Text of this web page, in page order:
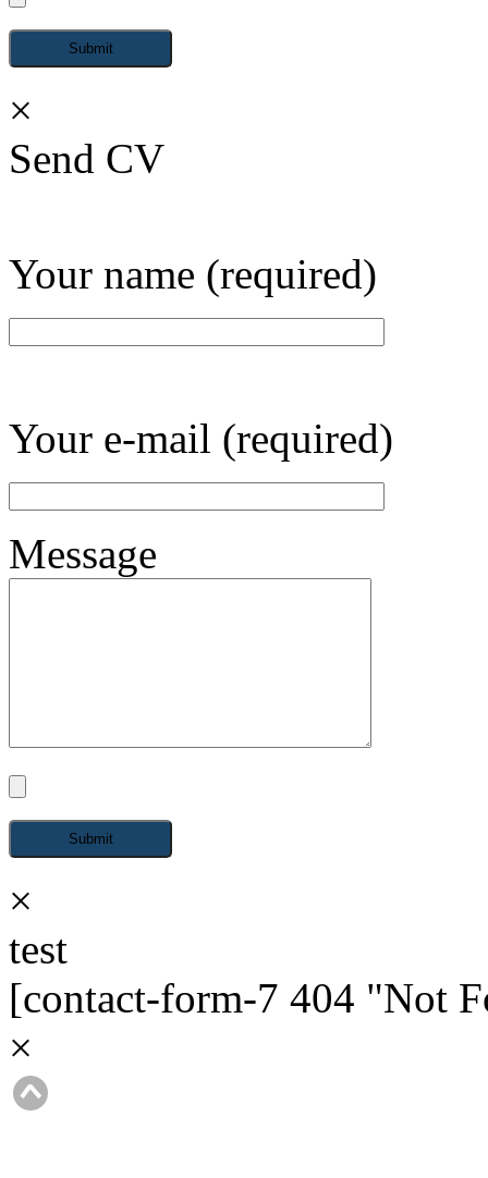
×
Send CV
Your name (required)
Your e-mail (required)
Message
×
test
[contact-form-7 404 "Not
×